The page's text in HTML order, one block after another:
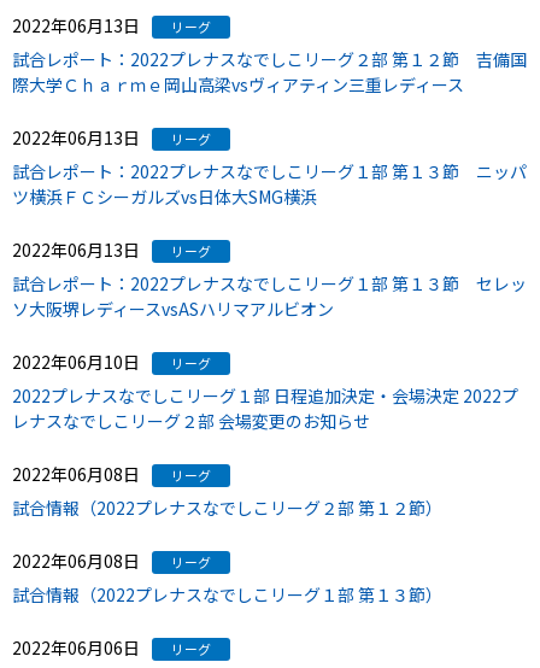
2022年06月13日 リーグ
試合レポート：2022プレナスなでしこリーグ２部 第１２節 吉備国
際大学Ｃｈａｒｍｅ岡山高梁vsヴィアティン三重レディース
2022年06月13日 リーグ
試合レポート：2022プレナスなでしこリーグ１部 第１３節 ニッパ
ツ横浜ＦＣシーガルズvs日体大SMG横浜
2022年06月13日 リーグ
試合レポート：2022プレナスなでしこリーグ１部 第１３節 セレッ
ソ大阪堺レディースvsASハリマアルビオン
2022年06月10日 リーグ
2022プレナスなでしこリーグ１部 日程追加決定・会場決定 2022プ
レナスなでしこリーグ２部 会場変更のお知らせ
2022年06月08日 リーグ
試合情報（2022プレナスなでしこリーグ２部 第１２節）
2022年06月08日 リーグ
試合情報（2022プレナスなでしこリーグ１部 第１３節）
2022年06月06日 リーグ